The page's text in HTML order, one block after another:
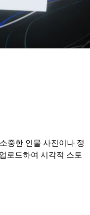
중한 인물 사진이나 정
로드하여 시각적 스토